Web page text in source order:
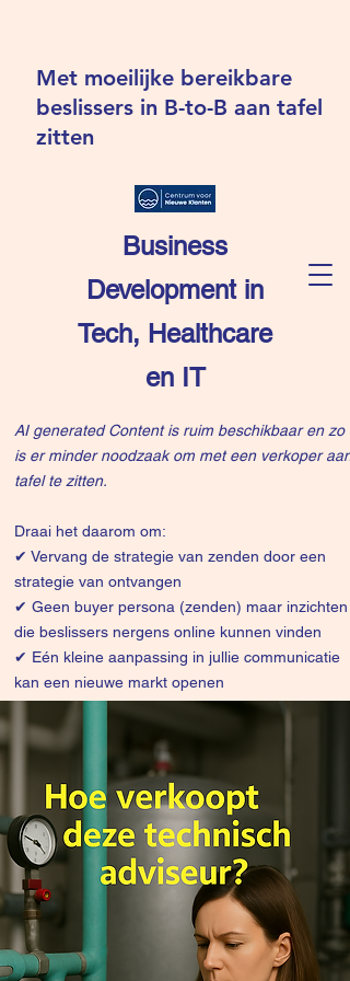
Business
Development in
Tech, Healthcare
en IT
Met moeilijke bereikbare
beslissers in B-to-B aan tafel
zitten
AI generated Content is ruim beschikbaar en zo
is er minder noodzaak om met een verkoper aan
tafel te zitten.
Draai het daarom om:
✔ Vervang de strategie van zenden door een
strategie van ontvangen
✔ Geen buyer persona (zenden) maar inzichten
die beslissers nergens online kunnen vinden
✔ Eén kleine aanpassing in jullie communicatie
kan een nieuwe markt openen